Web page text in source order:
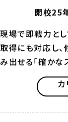
開校25
現場で即戦力と
取得にも対応し、
み出せる「確かな